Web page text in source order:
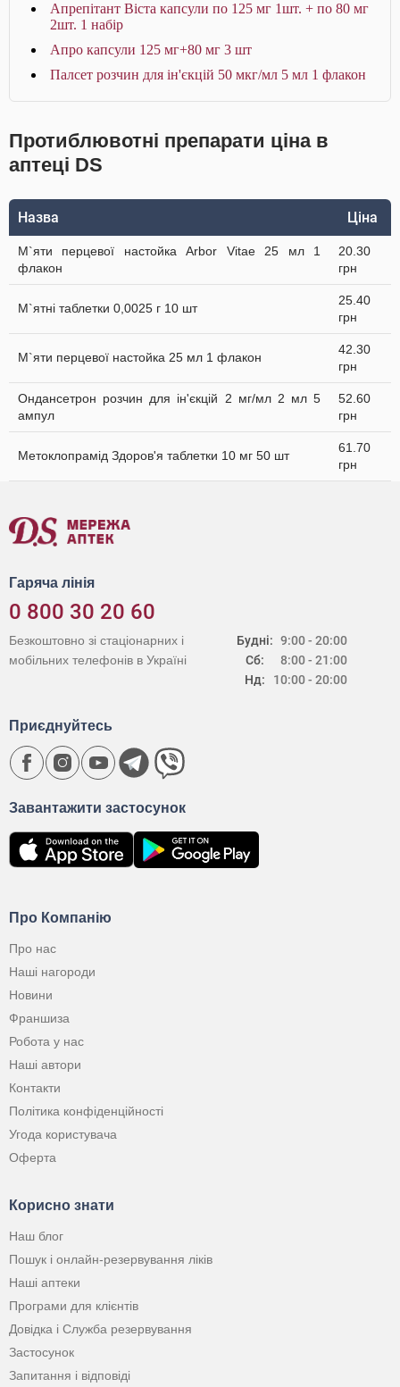
Апрепітант Віста капсули по 125 мг 1шт. + по 80 мг
2шт. 1 набір
Апро капсули 125 мг+80 мг 3 шт
Палсет розчин для ін'єкцій 50 мкг/мл 5 мл 1 флакон
Протиблювотні препарати ціна в
аптеці DS
Назва Ціна
М`яти перцевої настойка Arbor Vitae 25 мл 1
флакон
20.30
грн
М`ятні таблетки 0,0025 г 10 шт
25.40
грн
М`яти перцевої настойка 25 мл 1 флакон
42.30
грн
Ондансетрон розчин для ін'єкцій 2 мг/мл 2 мл 5
ампул
52.60
грн
Метоклопрамід Здоров'я таблетки 10 мг 50 шт
61.70
грн
Гаряча лінія
0 800 30 20 60
Будні:
Сб:
Нд:
9:00 - 20:00
8:00 - 21:00
10:00 - 20:00
Безкоштовно зі стаціонарних і
мобільних телефонів в Україні
Про Компанію
Про нас
Наші нагороди
Новини
Франшиза
Робота у нас
Наші автори
Контакти
Політика конфіденційності
Угода користувача
Оферта
Корисно знати
Наш блог
Пошук і онлайн-резервування ліків
Наші аптеки
Програми для клієнтів
Довідка і Служба резервування
Застосунок
Запитання і відповіді
Завантажити застосунок
Приєднуйтесь